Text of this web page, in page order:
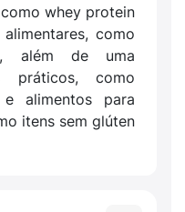
whey protein
como
além de uma
práticos, como
alimentos para
itens sem glúten